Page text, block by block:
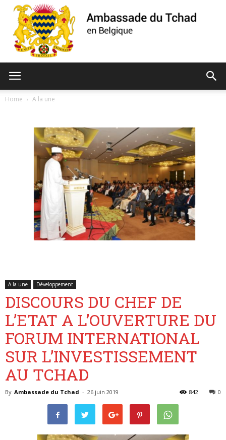
du
Tchad
de
Home A la une
A la une Développement
DISCOURS DU CHEF DE
L’ETAT A L’OUVERTURE DU
FORUM INTERNATIONAL
SUR L’INVESTISSEMENT
AU TCHAD
By Ambassade du Tchad - 26 juin 2019 0
842